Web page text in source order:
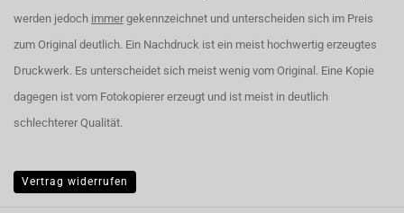
werden jedoch immer gekennzeichnet und unterscheiden sich im Preis
zum Original deutlich. Ein Nachdruck ist ein meist hochwertig erzeugtes
Druckwerk. Es unterscheidet sich meist wenig vom Original. Eine Kopie
dagegen ist vom Fotokopierer erzeugt und ist meist in deutlich
schlechterer Qualität.
Vertrag widerrufen